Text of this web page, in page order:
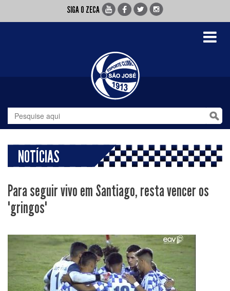
SIGA O ZECA
Toggle
NOTÍCIAS
Para seguir vivo em Santiago, resta vencer os
"gringos"